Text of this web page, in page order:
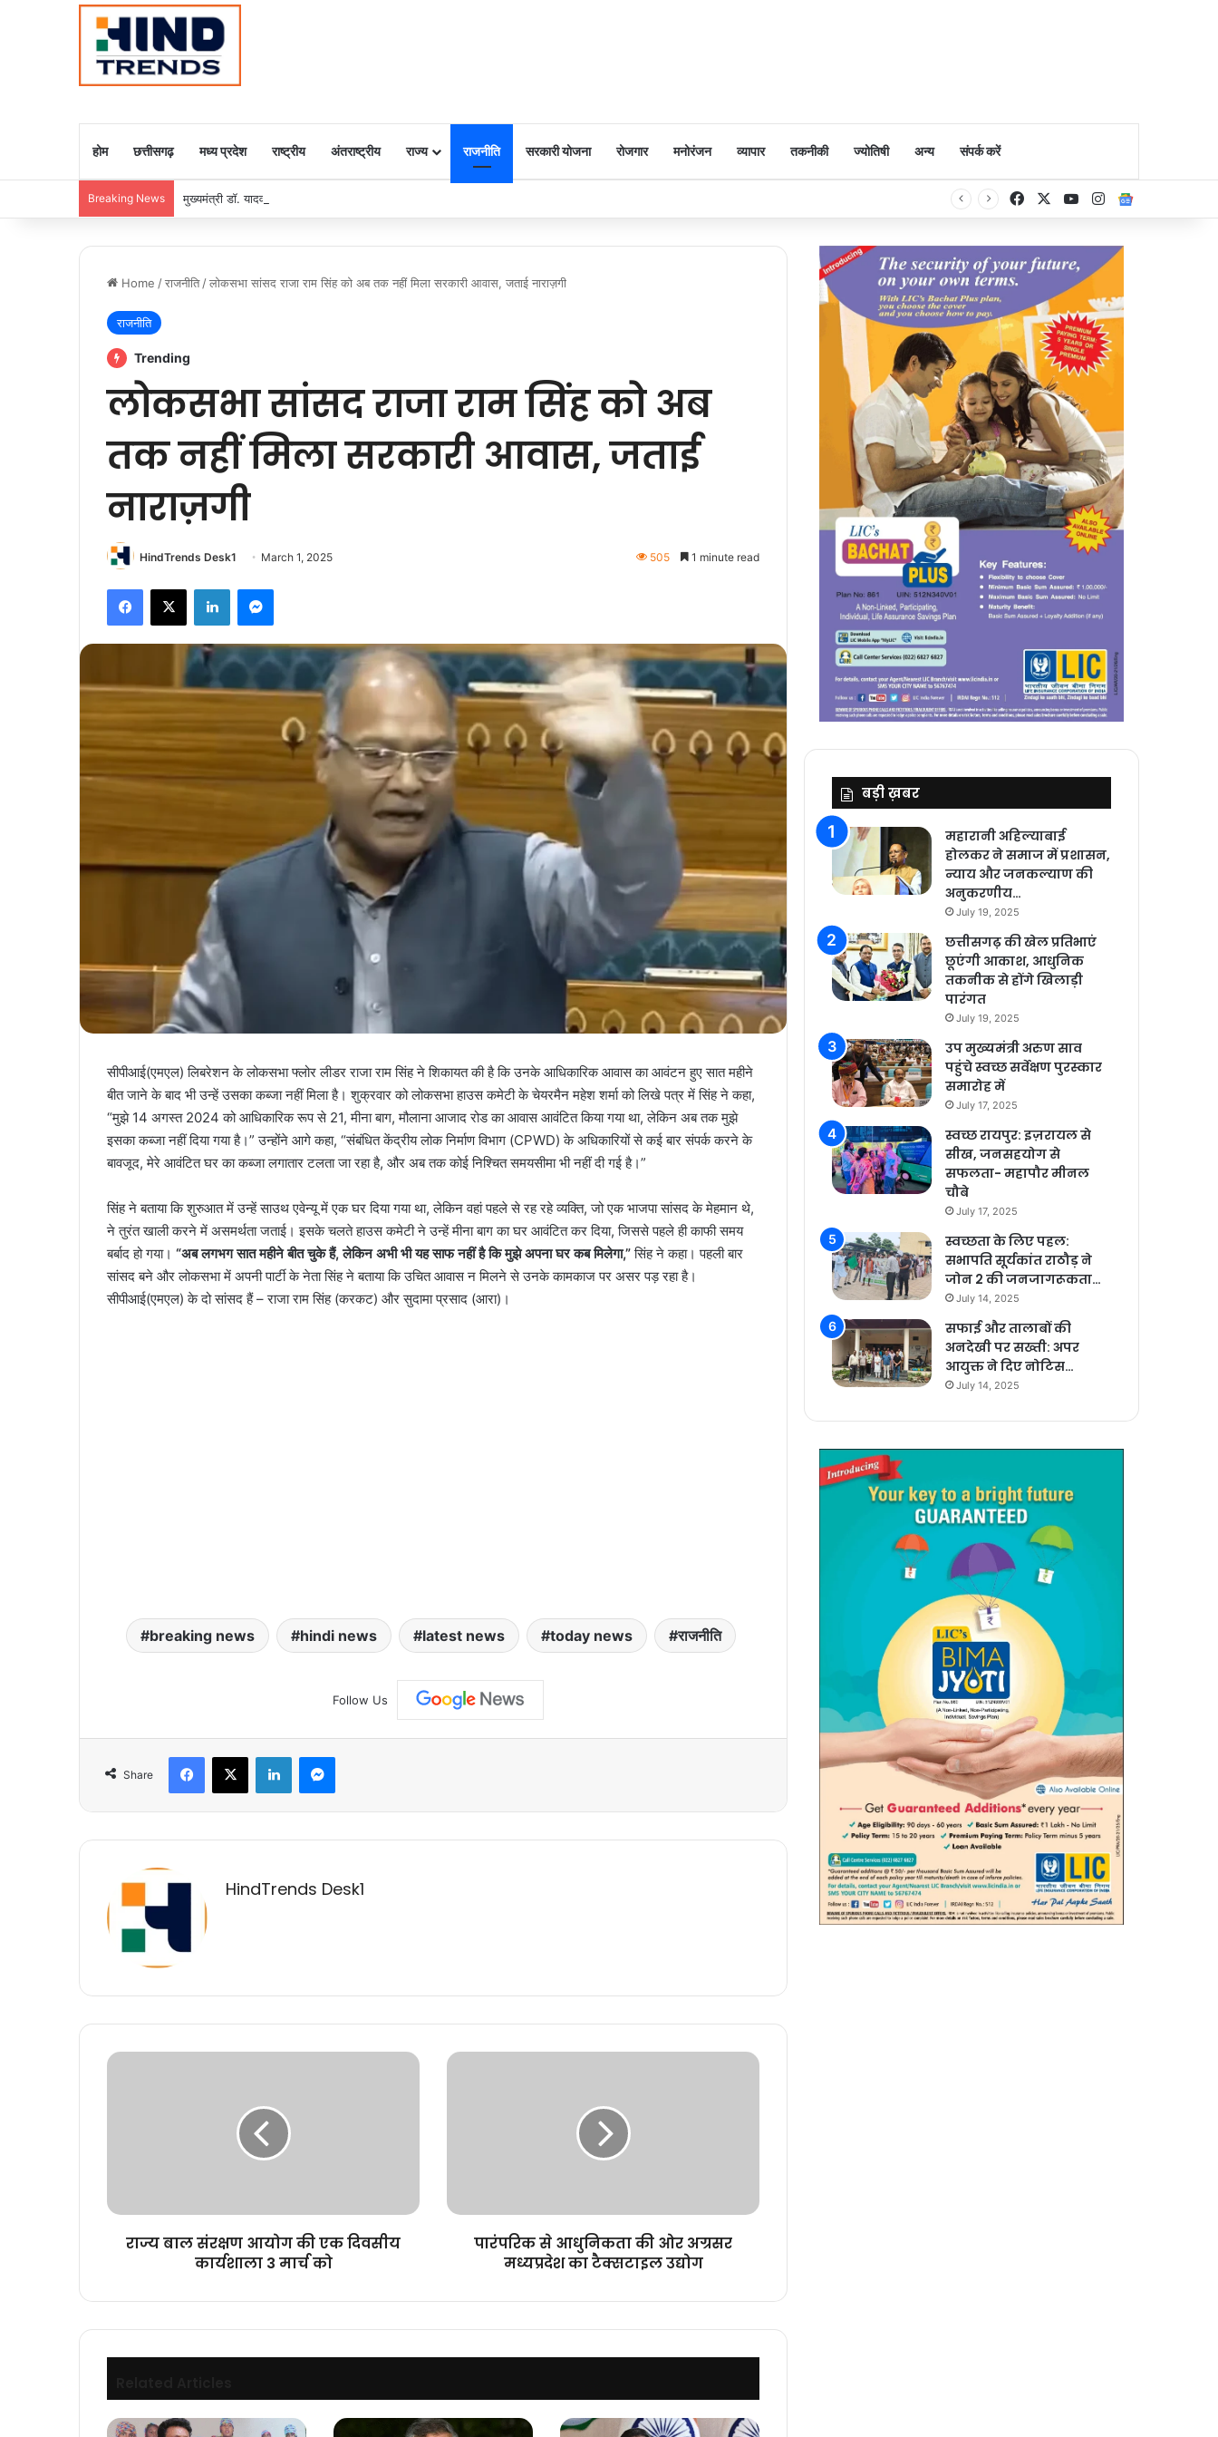
होम छत्तीसगढ़ मध्य प्रदेश राष्ट्रीय अंतराष्ट्रीय राज्य राजनीति सरकारी योजना रोजगार मनोरंजन व्यापार तकनीकी ज्योतिषी अन्य संपर्क करें
Breaking News मुख्यमंत्री डॉ. यादव ने राजा राममोहन राय की जयंती पर किया नमन FacebookYouTubeInstagram
Home /राजनीति /लोकसभा सांसद राजा राम सिंह को अब तक नहीं मिला सरकारी आवास, जताई नाराज़गी
राजनीति
Trending
लोकसभा सांसद राजा राम सिंह को अब
तक नहीं मिला सरकारी आवास, जताई
नाराज़गी
HindTrends Desk1 March 1, 2025 505 1 minute read
Facebook
X LinkedInMessenger
सीपीआई(एमएल) लिबरेशन के लोकसभा फ्लोर लीडर राजा राम सिंह ने शिकायत की है कि उनके आधिकारिक आवास का आवंटन हुए सात महीने
बीत जाने के बाद भी उन्हें उसका कब्जा नहीं मिला है। शुक्रवार को लोकसभा हाउस कमेटी के चेयरमैन महेश शर्मा को लिखे पत्र में सिंह ने कहा,
“मुझे 14 अगस्त 2024 को आधिकारिक रूप से 21, मीना बाग, मौलाना आजाद रोड का आवास आवंटित किया गया था, लेकिन अब तक मुझे
इसका कब्जा नहीं दिया गया है।” उन्होंने आगे कहा, “संबंधित केंद्रीय लोक निर्माण विभाग (CPWD) के अधिकारियों से कई बार संपर्क करने के
बावजूद, मेरे आवंटित घर का कब्जा लगातार टलता जा रहा है, और अब तक कोई निश्चित समयसीमा भी नहीं दी गई है।”
सिंह ने बताया कि शुरुआत में उन्हें साउथ एवेन्यू में एक घर दिया गया था, लेकिन वहां पहले से रह रहे व्यक्ति, जो एक भाजपा सांसद के मेहमान थे,
ने तुरंत खाली करने में असमर्थता जताई। इसके चलते हाउस कमेटी ने उन्हें मीना बाग का घर आवंटित कर दिया, जिससे पहले ही काफी समय
बर्बाद हो गया। “अब लगभग सात महीने बीत चुके हैं, लेकिन अभी भी यह साफ नहीं है कि मुझे अपना घर कब मिलेगा,”सिंह ने कहा। पहली बार
सांसद बने और लोकसभा में अपनी पार्टी के नेता सिंह ने बताया कि उचित आवास न मिलने से उनके कामकाज पर असर पड़ रहा है।
सीपीआई(एमएल) के दो सांसद हैं – राजा राम सिंह (करकट) और सुदामा प्रसाद (आरा)।
breaking news hindi news latest news today news राजनीति
Follow Us
Share
Facebook
X LinkedInMessenger
HindTrends Desk1
राज्य
3
राज्य बाल संरक्षण आयोग की एक दिवसीय
कार्यशाला 3 मार्च को
पारंपरिक
टैक्सटाइल
पारंपरिक से आधुनिकता की ओर अग्रसर
मध्यप्रदेश का टैक्सटाइल उद्योग
बड़ी ख़बर
महारानी अहिल्याबाई
होलकर ने समाज में प्रशासन,
न्याय और जनकल्याण की
अनुकरणीय…
July 19, 2025
छत्तीसगढ़ की खेल प्रतिभाएं
छूएंगी आकाश, आधुनिक
तकनीक से होंगे खिलाड़ी
पारंगत
July 19, 2025
उप मुख्यमंत्री अरुण साव
पहुंचे स्वच्छ सर्वेक्षण पुरस्कार
समारोह में
July 17, 2025
स्वच्छ रायपुर: इज़रायल से
सीख, जनसहयोग से
सफलता- महापौर मीनल
चौबे
July 17, 2025
स्वच्छता के लिए पहल:
सभापति सूर्यकांत राठौड़ ने
जोन 2 की जनजागरूकता…
July 14, 2025
सफाई और तालाबों की
अनदेखी पर सख्ती: अपर
आयुक्त ने दिए नोटिस…
July 14, 2025